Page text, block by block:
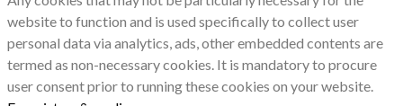
website to function and is used specifically to collect user
personal data via analytics, ads, other embedded contents are
termed as non-necessary cookies. It is mandatory to procure
user consent prior to running these cookies on your website.